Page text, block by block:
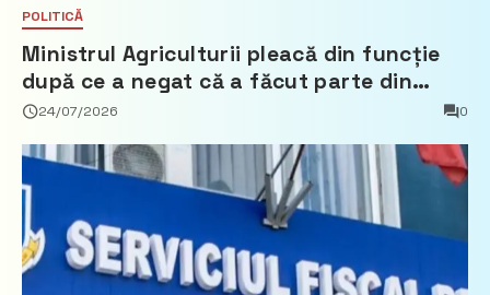
POLITICĂ
Ministrul Agriculturii pleacă din funcție
după ce a negat că a făcut parte din
Partidul Democrat
24/07/2026 0